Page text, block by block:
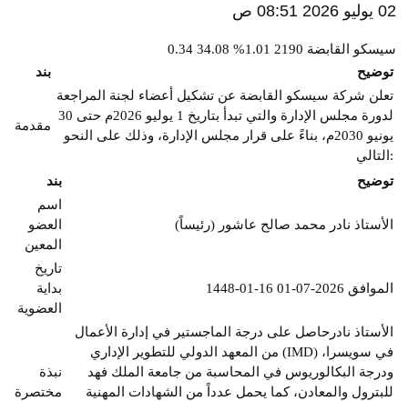
02 يوليو 2026 08:51 ص
سيسكو القابضة 2190
1.01%
34.08
0.34
بند
توضيح
مقدمة
تعلن شركة سيسكو القابضة عن تشكيل أعضاء لجنة المراجعة
لدورة مجلس الإدارة والتي تبدأ بتاريخ 1 يوليو 2026م حتى 30
يونيو 2030م، بناءً على قرار مجلس الإدارة، وذلك على النحو
التالي:
بند
توضيح
اسم
العضو
المعين
الأستاذ نادر محمد صالح عاشور (رئيساً)
تاريخ
بداية
العضوية
1448-01-16 الموافق 2026-07-01
نبذة
مختصرة
الأستاذ نادرحاصل على درجة الماجستير في إدارة الأعمال
من المعهد الدولي للتطوير الإداري (IMD) في سويسرا،
ودرجة البكالوريوس في المحاسبة من جامعة الملك فهد
للبترول والمعادن، كما يحمل عدداً من الشهادات المهنية